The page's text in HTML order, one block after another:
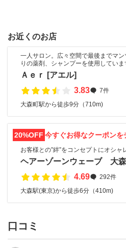
お近くのお店
一人サロン。広々空間で最後までマ
りの薬剤、シャンプーを使用していま
Ａｅｒ [アエル]
3.83
7件
大森町駅から徒歩9分（710m)
20%OFF 今すぐお得なクーポンを
お客様との”絆”をコンセプトにオシャ
ヘアーゾーンウェーブ 大
4.69
292件
大森駅(東京)から徒歩6分（410m)
口コミ